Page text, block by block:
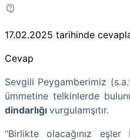
17.02.2025 tarihinde
Cevap
Sevgili Peygamberimiz
ümmetine telkinlerde
dindarlığı vurgulamşıtır.
“Birlikte olacağınız eşler